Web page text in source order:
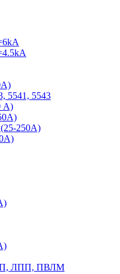
5541, 5543
А)
250А)
ЛПП, ПВЛМ